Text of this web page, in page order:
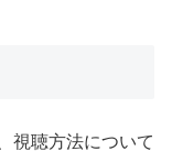
視聴方法について